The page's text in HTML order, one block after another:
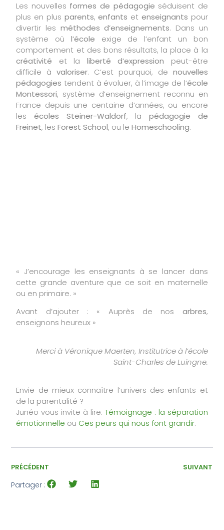
Les nouvelles formes de pédagogie séduisent de
plus en plus parents,enfants et enseignants pour
divertir les méthodes d’enseignements. Dans un
système où l’école exige de l’enfant un bon
comportement et des bons résultats, la place à la
créativité et la liberté d’expression peut-être
difficile àvaloriser. C’est pourquoi, de nouvelles
pédagogies tendent à évoluer, à l’image de l’école
Montessori, système d’enseignement reconnu en
France depuis une centaine d’années, ou encore
lesécoles Steiner-Waldorf, la pédagogie de
Freinet, lesForest School, ou leHomeschooling.
« J’encourage les enseignants à se lancer dans
cette grande aventure que ce soit en maternelle
ou en primaire. »
Avant d’ajouter : « Auprès de nos arbres,
enseignons heureux »
Merci à Véronique Maerten, Institutrice à l’école
Saint-Charles de Luingne.
Envie de mieux connaître l’univers des enfants et
de la parentalité ?
Junéo vous invite à lire: Témoignage : la séparation
émotionnelle ou Ces peurs qui nous font grandir.
PRÉCÉDENT SUIVANT
Partager :